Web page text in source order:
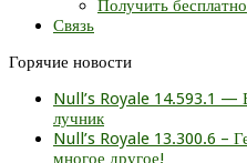
Получить бесплатно
Связь
Горячие новости
Null’s Royale 14.593.1 —
лучник
Null’s Royale 13.300.6 –
многое другое!